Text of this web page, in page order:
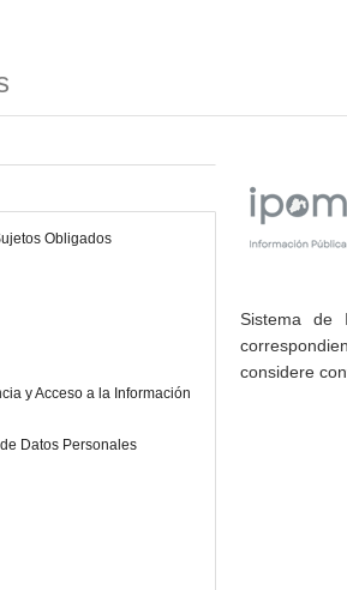
Obligados
y Acceso a la Información
Datos Personales
Sistema de
considere